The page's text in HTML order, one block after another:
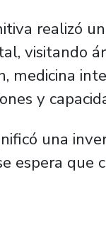
realizó
visitando
medicina
y
una
espera que